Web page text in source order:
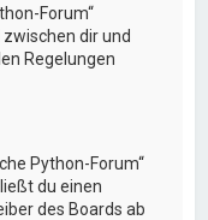
Forum“
dir und
Regelungen
Python-Forum“
du einen
des Boards ab